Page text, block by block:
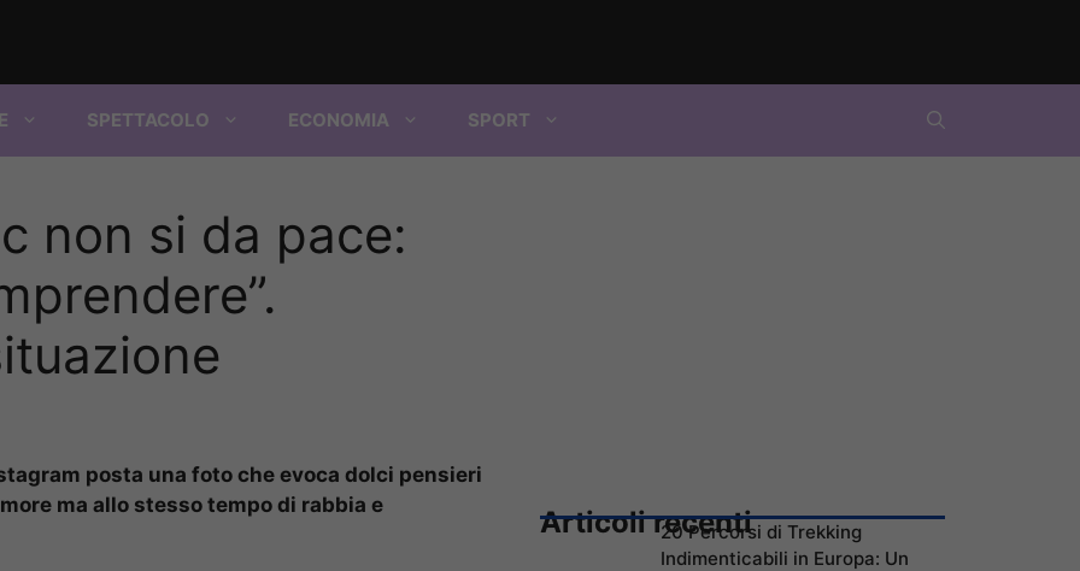
SPETTACOLO ECONOMIA SPORT
non si da pace:
posta una foto che evoca dolci pensieri
ma allo stesso tempo di rabbia e
Articoli recenti20 Percorsi di Trekking
Indimenticabili in Europa: Un